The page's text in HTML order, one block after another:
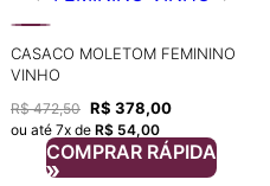
CASACO MOLETOM FEMININO
VINHO
R$ 472,50 R$ 378,00
ou até 7x de R$ 54,00
COMPRAR RÁPIDA